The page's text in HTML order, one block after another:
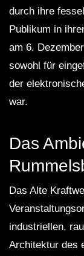
durch ihre
Publikum in
am 6.
sowohl für
der
war.
Das
Das Alte
industriellen,
Architektur des